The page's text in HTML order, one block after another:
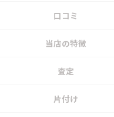
口コミ
当店の特徴
査定
片付け